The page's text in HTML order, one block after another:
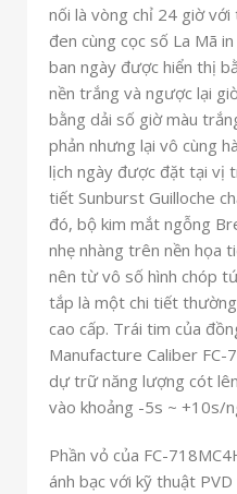
nối là vòng chỉ 24 giờ
đen cùng cọc số La Mã
ban ngày được hiển thị
nền trắng và ngược lại
bằng dải số giờ màu
phản nhưng lại vô cùng
lịch ngày được đặt tại vị
tiết Sunburst Guilloche
đó, bộ kim mắt ngỗng
nhẹ nhàng trên nền họa
nên từ vô số hình chóp
tắp là một chi tiết
cao cấp. Trái tim của
Manufacture Caliber FC-
dự trữ năng lượng cót
vào khoảng -5s ~ +10s/
Phần vỏ của FC-
ánh bạc với kỹ thuật